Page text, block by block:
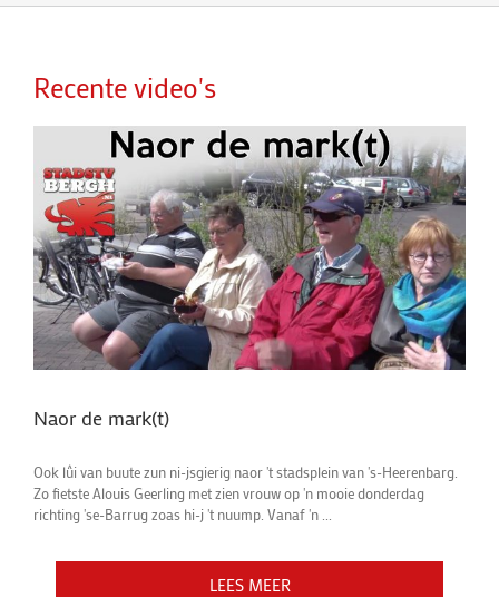
Recente video's
Naor de mark(t)
Ook lûi van buute zun ni-jsgierig naor 't stadsplein van 's-Heerenbarg.
Zo fietste Alouis Geerling met zien vrouw op 'n mooie donderdag
richting 'se-Barrug zoas hi-j 't nuump. Vanaf 'n ...
LEES MEER